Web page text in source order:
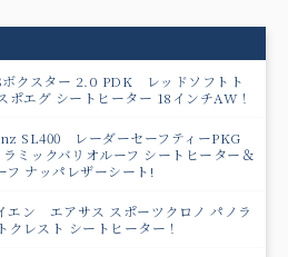
ボクスター 2.0 PDK レッドソフトト
ポエグ シートヒーター 18インチAW！
SL400 レーダーセーフティーPKG
ミックバリオルーフ シートヒーター＆
フ ナッパレザーシート!
エン エアサス スポーツクロノ パノラ
レスト シートヒーター！